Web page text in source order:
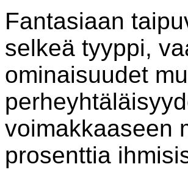
Fantasiaan
selkeä tyyppi,
ominaisuudet
voimakkaaseen
prosenttia